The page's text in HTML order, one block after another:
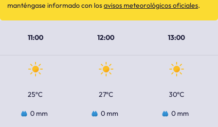
11:00 12:00 13:00
25ºC 27ºC 30ºC
0 mm 0 mm 0 mm
manténgase informado con losavisos meteorológicos oficiales.